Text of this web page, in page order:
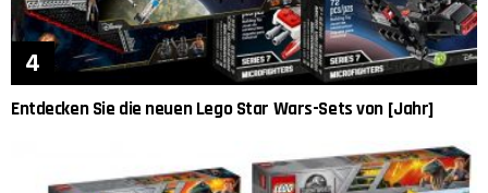
Entdecken Sie die neuen Lego Star Wars-Sets von [Jahr]